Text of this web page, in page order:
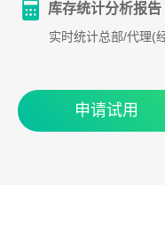
库存统计分析报告
实时统计总部/代理(
申请试用